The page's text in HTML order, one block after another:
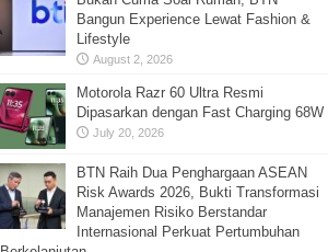
Bangun Experience Lewat Fashion &
Lifestyle
August 2, 2026
Motorola Razr 60 Ultra Resmi
Dipasarkan dengan Fast Charging 68W
July 20, 2026
BTN Raih Dua Penghargaan ASEAN
Risk Awards 2026, Bukti Transformasi
Manajemen Risiko Berstandar
Internasional Perkuat Pertumbuhan